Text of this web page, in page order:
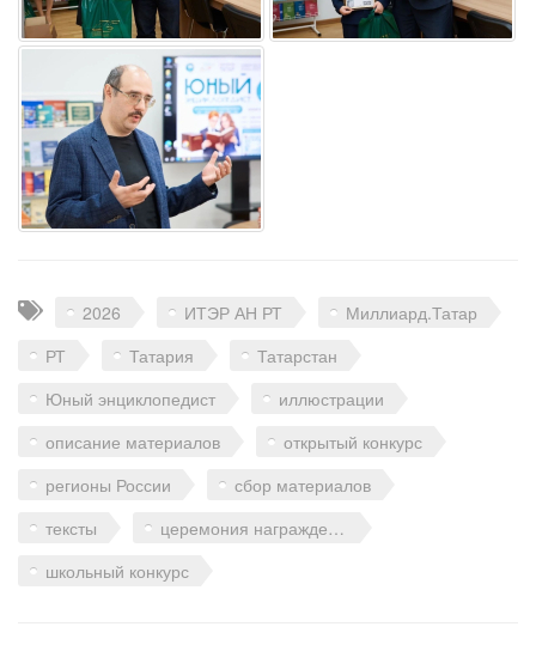
Теги 2026 ИТЭР АН РТ
Миллиард.Татар
РТ
Татария
Татарстан
Юный энциклопедист
иллюстрации
описание материалов
открытый конкурс
регионы России
сбор материалов
тексты
церемония награждения
школьный конкурс